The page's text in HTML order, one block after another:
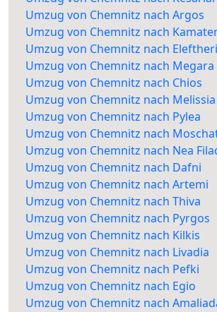
Umzug von Chemnitz nach Argos
Umzug von Chemnitz nach
Umzug von Chemnitz nach
Umzug von Chemnitz nach Megara
Umzug von Chemnitz nach Chios
Umzug von Chemnitz nach Melissia
Umzug von Chemnitz nach Pylea
Umzug von Chemnitz nach
Umzug von Chemnitz nach Nea
Umzug von Chemnitz nach Dafni
Umzug von Chemnitz nach Artemi
Umzug von Chemnitz nach Thiva
Umzug von Chemnitz nach Pyrgos
Umzug von Chemnitz nach Kilkis
Umzug von Chemnitz nach Livadia
Umzug von Chemnitz nach Pefki
Umzug von Chemnitz nach Egio
Umzug von Chemnitz nach